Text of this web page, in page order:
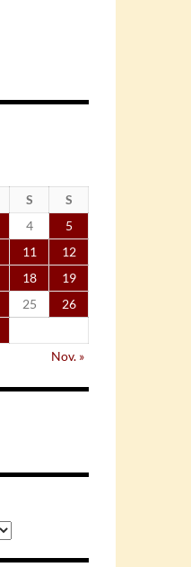
S
S
4
5
11
12
18
19
25
26
Nov. »